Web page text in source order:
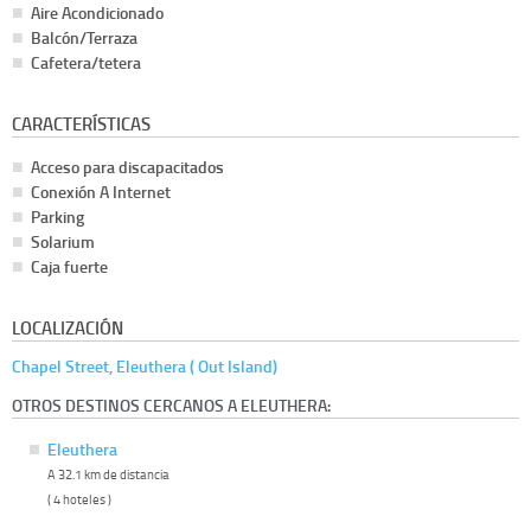
Aire Acondicionado
Balcón/Terraza
Cafetera/tetera
CARACTERÍSTICAS
Acceso para discapacitados
Conexión A Internet
Parking
Solarium
Caja fuerte
LOCALIZACIÓN
Chapel Street, Eleuthera ( Out Island)
OTROS DESTINOS CERCANOS A ELEUTHERA:
Eleuthera
A 32.1 km de distancia
( 4 hoteles )